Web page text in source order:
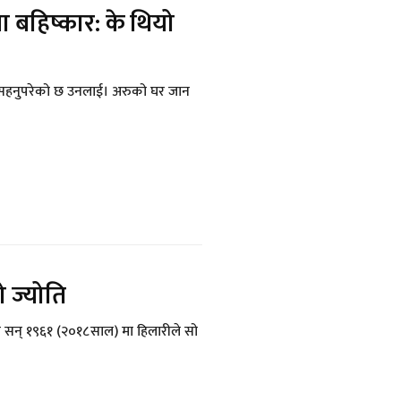
बहिष्कार: के थियो
छ उनलाई। अरुको घर जान
१९६१ (२०१८साल) मा हिलारीले सो